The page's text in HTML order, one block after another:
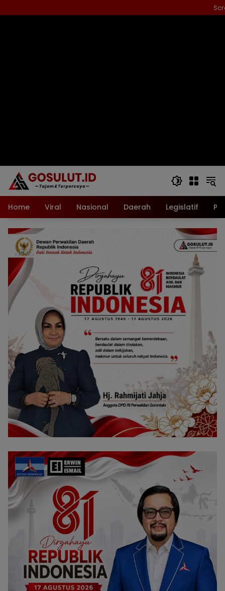
ke
Home Viral Nasional Daerah Legislatif